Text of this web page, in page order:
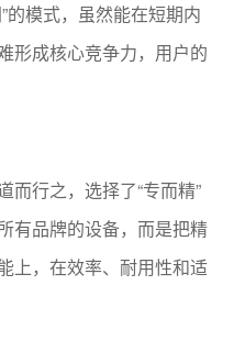
的模式，虽然能在短期内
形成核心竞争力，用户的
而行之，选择了“专而精”
有品牌的设备，而是把精
上，在效率、耐用性和适